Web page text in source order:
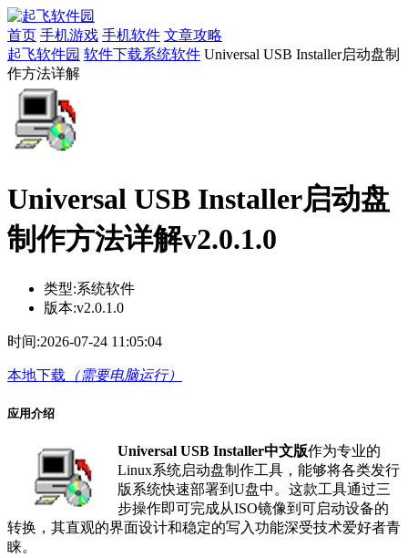
首页 手机游戏 手机软件 文章攻略
起飞软件园 软件下载系统软件 Universal USB Installer启动盘制
作方法详解
Universal USB Installer启动盘
制作方法详解v2.0.1.0
类型:系统软件
版本:v2.0.1.0
时间:2026-07-24 11:05:04
本地下载 （需要电脑运行）
应用介绍
Universal USB Installer中文版作为专业的
Linux系统启动盘制作工具，能够将各类发行
版系统快速部署到U盘中。这款工具通过三
步操作即可完成从ISO镜像到可启动设备的
转换，其直观的界面设计和稳定的写入功能深受技术爱好者青
睐。